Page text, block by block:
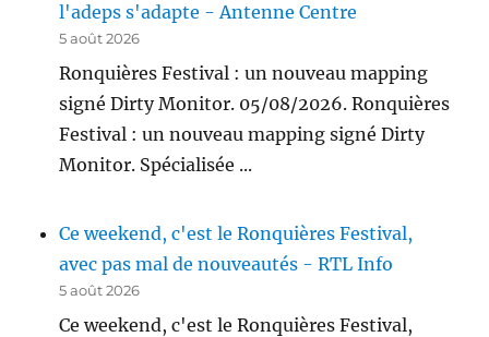
l'adeps s'adapte - Antenne Centre
5 août 2026
Ronquières Festival : un nouveau mapping
signé Dirty Monitor. 05/08/2026. Ronquières
Festival : un nouveau mapping signé Dirty
Monitor. Spécialisée ...
Ce weekend, c'est le Ronquières Festival,
avec pas mal de nouveautés - RTL Info
5 août 2026
Ce weekend, c'est le Ronquières Festival,